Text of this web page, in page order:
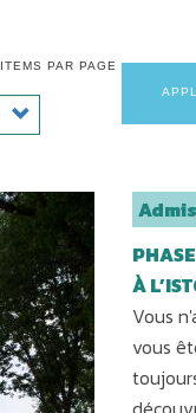
ITEMS PAR PAGE
À
Vous
vous